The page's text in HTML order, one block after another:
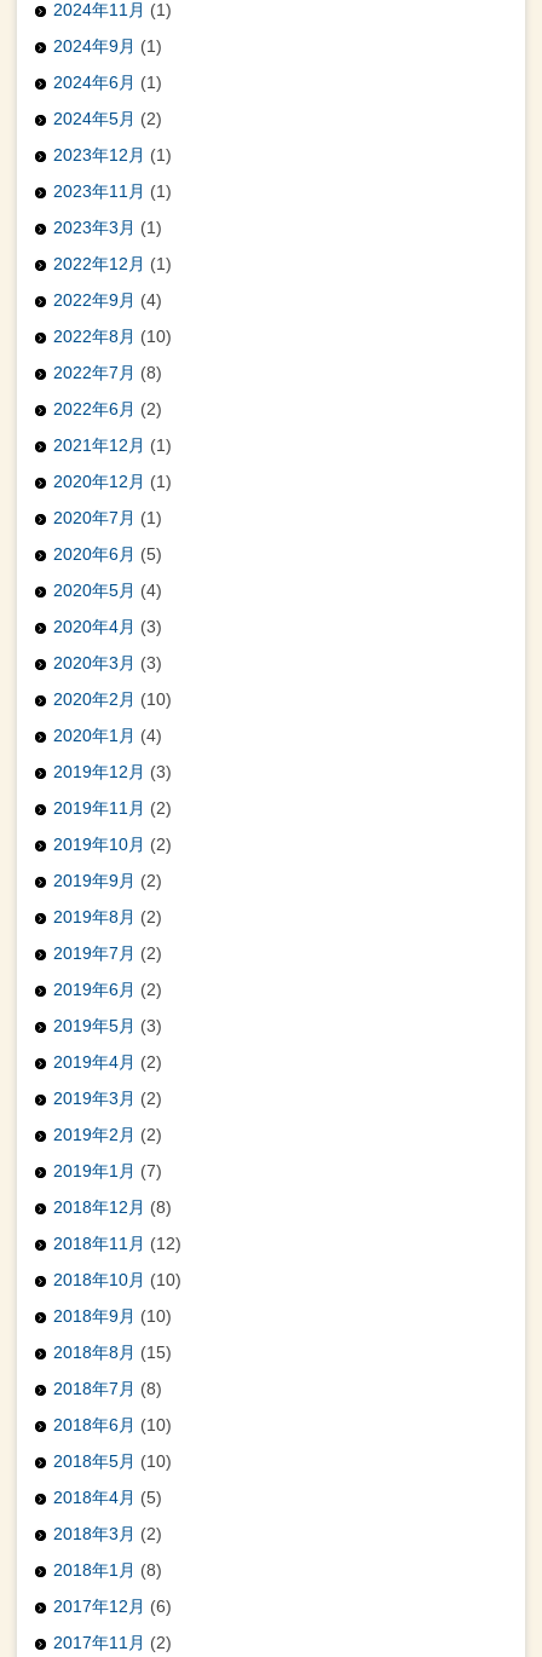
2024年11月 (1)
2024年9月 (1)
2024年6月 (1)
2024年5月 (2)
2023年12月 (1)
2023年11月 (1)
2023年3月 (1)
2022年12月 (1)
2022年9月 (4)
2022年8月 (10)
2022年7月 (8)
2022年6月 (2)
2021年12月 (1)
2020年12月 (1)
2020年7月 (1)
2020年6月 (5)
2020年5月 (4)
2020年4月 (3)
2020年3月 (3)
2020年2月 (10)
2020年1月 (4)
2019年12月 (3)
2019年11月 (2)
2019年10月 (2)
2019年9月 (2)
2019年8月 (2)
2019年7月 (2)
2019年6月 (2)
2019年5月 (3)
2019年4月 (2)
2019年3月 (2)
2019年2月 (2)
2019年1月 (7)
2018年12月 (8)
2018年11月 (12)
2018年10月 (10)
2018年9月 (10)
2018年8月 (15)
2018年7月 (8)
2018年6月 (10)
2018年5月 (10)
2018年4月 (5)
2018年3月 (2)
2018年1月 (8)
2017年12月 (6)
2017年11月 (2)